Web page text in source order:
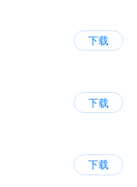
下载
下载
下载